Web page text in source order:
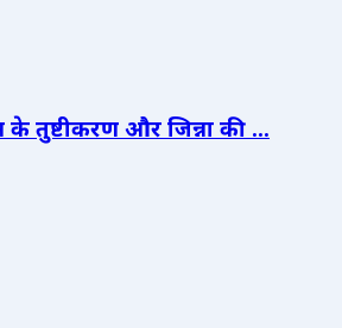
तुष्टीकरण और जिन्ना की ...